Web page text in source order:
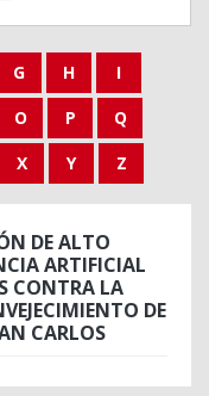
G H
I
O P
Q
X Y Z
DE ALTO
ARTIFICIAL
CONTRA LA
DE
CARLOS